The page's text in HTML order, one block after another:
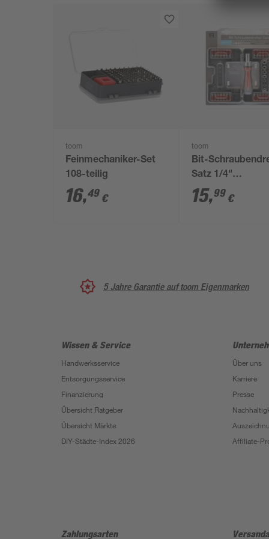
toom
Feinmechaniker-Set
108-teilig
16,49 €
toom
Bit-
Satz 1/4"
SL/PH/PZ/HEX/
Kant 38-teilig
15,99 €
5 Jahre Garantie auf toom Eigenmarken
Wissen & Service
Handwerksservice
Entsorgungsservice
Finanzierung
Übersicht Ratgeber
Übersicht Märkte
DIY-Städte-Index 2026
Über uns
Karriere
Presse
Affiliate-
Zahlungsarten